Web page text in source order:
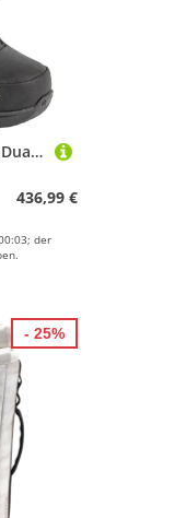
Nitro Damen Cypress Boa Dual '24 All Mountain Freestyle Schnellschnürssystem Boot Snowboardboot, Black, MP 25.0 // EU 38 2/3 // US WMN 7,5
436,99 €
der
- 25%